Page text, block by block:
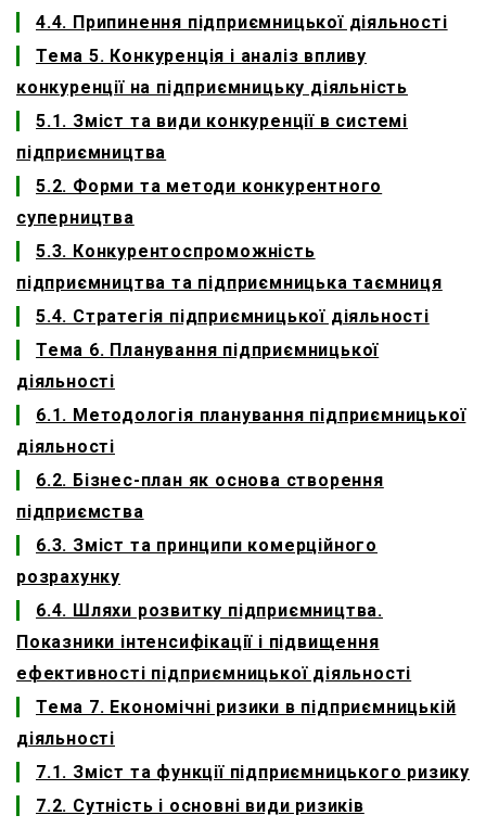
4.4. Припинення підприємницької діяльності
Тема 5. Конкуренція і аналіз впливу
конкуренції на підприємницьку діяльність
5.1. Зміст та види конкуренції в системі
підприємництва
5.2. Форми та методи конкурентного
суперництва
5.3. Конкурентоспроможність
підприємництва та підприємницька таємниця
5.4. Стратегія підприємницької діяльності
Тема 6. Планування підприємницької
діяльності
6.1. Методологія планування підприємницької
діяльності
6.2. Бізнес-план як основа створення
підприємства
6.3. Зміст та принципи комерційного
розрахунку
6.4. Шляхи розвитку підприємництва.
Показники інтенсифікації і підвищення
ефективності підприємницької діяльності
Тема 7. Економічні ризики в підприємницькій
діяльності
7.1. Зміст та функції підприємницького ризику
7.2. Сутність і основні види ризиків